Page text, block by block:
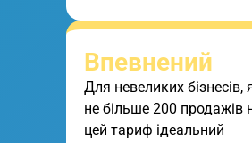
Впевнений
Для невеликих бізнесів,
не більше 200 продажів
цей тариф ідеальний